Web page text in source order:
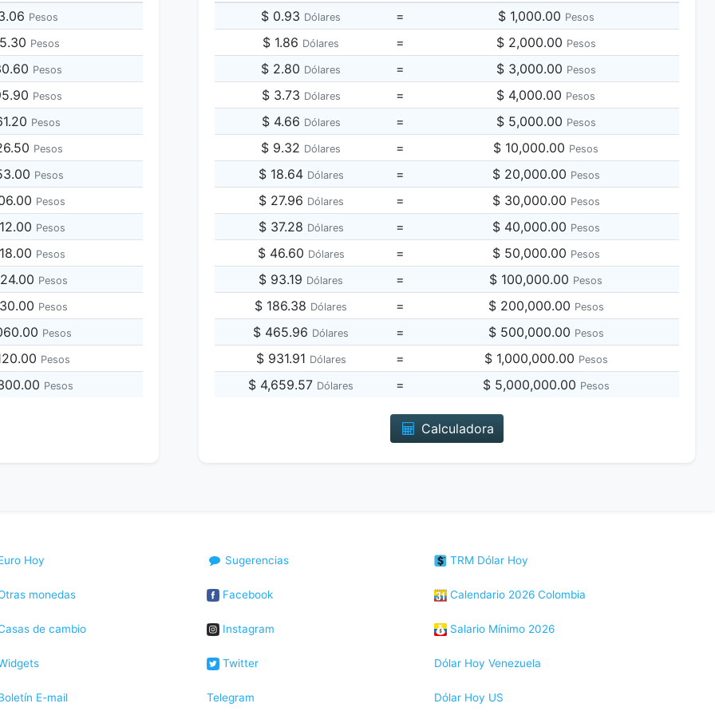
Pesos
Pesos
Pesos
Pesos
Pesos
Pesos
Pesos
Pesos
Pesos
Pesos
Pesos
Pesos
Pesos
Pesos
Pesos
$ 0.93 Dólares = $ 1,000.00 Pesos
$ 1.86 Dólares = $ 2,000.00 Pesos
$ 2.80 Dólares = $ 3,000.00 Pesos
$ 3.73 Dólares = $ 4,000.00 Pesos
$ 4.66 Dólares = $ 5,000.00 Pesos
$ 9.32 Dólares = $ 10,000.00 Pesos
$ 18.64 Dólares = $ 20,000.00 Pesos
$ 27.96 Dólares = $ 30,000.00 Pesos
$ 37.28 Dólares = $ 40,000.00 Pesos
$ 46.60 Dólares = $ 50,000.00 Pesos
$ 93.19 Dólares = $ 100,000.00 Pesos
$ 186.38 Dólares = $ 200,000.00 Pesos
$ 465.96 Dólares = $ 500,000.00 Pesos
$ 931.91 Dólares = $ 1,000,000.00 Pesos
$ 4,659.57 Dólares = $ 5,000,000.00 Pesos
Calculadora
Hoy
monedas
de cambio
E-mail
Sugerencias
Facebook
Instagram
Twitter
Telegram
TRM Dólar Hoy
Calendario 2026 Colombia
Salario Mínimo 2026
Dólar Hoy Venezuela
Dólar Hoy US